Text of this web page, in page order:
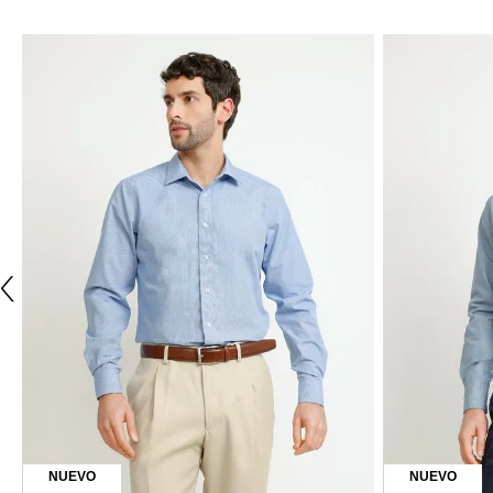
LIBRE DE ARRUGAS
SLIM FIT
NON IRON
ÚLTIMAS TALLAS
TRIAL
ÚLTIMAS
TRIAL